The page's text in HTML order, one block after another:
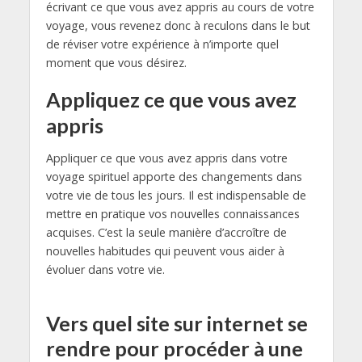
écrivant ce que vous avez appris au cours de votre
voyage, vous revenez donc à reculons dans le but
de réviser votre expérience à n’importe quel
moment que vous désirez.
Appliquez ce que vous avez
appris
Appliquer ce que vous avez appris dans votre
voyage spirituel apporte des changements dans
votre vie de tous les jours. Il est indispensable de
mettre en pratique vos nouvelles connaissances
acquises. C’est la seule manière d’accroître de
nouvelles habitudes qui peuvent vous aider à
évoluer dans votre vie.
Vers quel site sur internet se
rendre pour procéder à une